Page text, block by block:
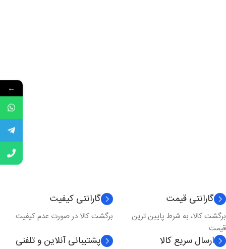
گارانتی قیمت
برگشت کالا، به شرط پایین ترین
قیمت
گارانتی کیفیت
برگشت کالا در صورت عدم کیفیت
ارسال سریع کالا پشتیبانی آنلاین و تلفنی
←